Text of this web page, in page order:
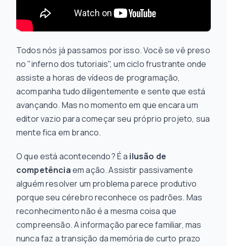
Todos nós já passamos por isso. Você se vê preso
no "inferno dos tutoriais", um ciclo frustrante onde
assiste a horas de vídeos de programação,
acompanha tudo diligentemente e sente que está
avançando. Mas no momento em que encara um
editor vazio para começar seu próprio projeto, sua
mente fica em branco.
O que está acontecendo? É a ilusão de
competênciaem ação. Assistir passivamente
alguém resolver um problema parece produtivo
porque seu cérebro reconhece os padrões. Mas
reconhecimento não é a mesma coisa que
compreensão. A informação parece familiar, mas
nunca faz a transição da memória de curto prazo